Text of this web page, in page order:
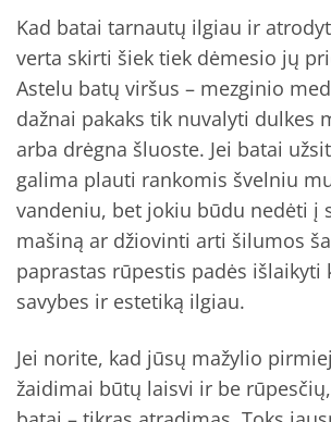
Kad batai tarnautų ilgiau ir
verta skirti šiek tiek dėmesio jų
Astelu batų viršus – mezginio
dažnai pakaks tik nuvalyti dulkes
arba drėgna šluoste. Jei batai
galima plauti rankomis švelniu
vandeniu, bet jokiu būdu nedėti į
mašiną ar džiovinti arti šilumos
paprastas rūpestis padės išlaikyti
savybes ir estetiką ilgiau.
Jei norite, kad jūsų mažylio
žaidimai būtų laisvi ir be rūpesčių,